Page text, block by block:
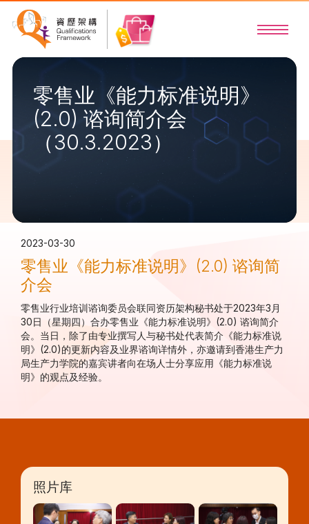
零售业《能力标准说明》
(2.0) 谘询简介会
（30.3.2023）
2023-03-30
零售业《能力标准说明》(2.0) 谘询简
介会
零售业行业培训谘询委员会联同资历架构秘书处于2023年3月
30日（星期四）合办零售业《能力标准说明》 (2.0) 谘询简介
会。当日，除了由专业撰写人与秘书处代表简介《能力标准说
明》 (2.0)的更新内容及业界谘询详情外，亦邀请到香港生产力
局生产力学院的嘉宾讲者向在场人士分享应用《能力标准说
明》的观点及经验。
照片库